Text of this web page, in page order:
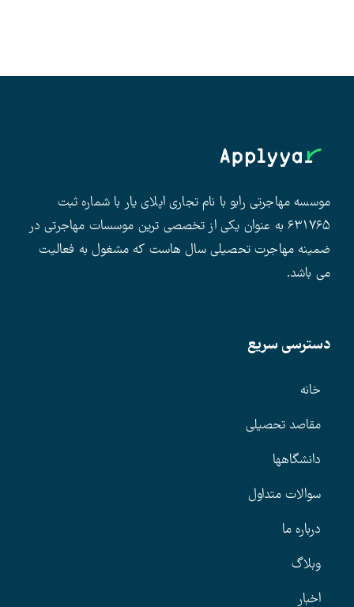
موسسه مهاجرتی رابو با نام تجاری اپلای یار با شماره ثبت
۶۳۱۷۶۵ به عنوان یکی از تخصصی ترین موسسات مهاجرتی در
ضمینه مهاجرت تحصیلی سال هاست که مشغول به فعالیت
می باشد.
دسترسی سریع
خانه
مقاصد تحصیلی
دانشگاهها
سوالات متداول
درباره ما
وبلاگ
اخبار